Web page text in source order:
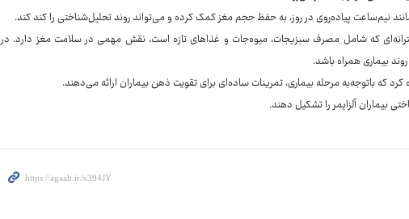
که شامل مصرف سبزیجات، میوه‌جات و غذاهای تازه است، نقش مهمی در سلامت مغز دارد. در
بیماری همراه باشد.
کرد که باتوجه‌به مرحله بیماری، تمرینات ساده‌ای برای تقویت ذهن بیماران ارائه می‌دهند.
بیماران آلزایمر را تشکیل دهند.